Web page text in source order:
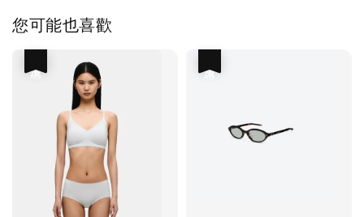
您可能也喜歡